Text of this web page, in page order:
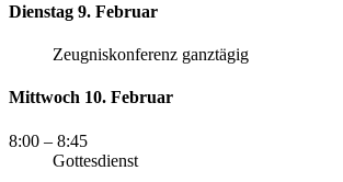
Dienstag 9. Februar
Zeugniskonferenz ganztägig
Mittwoch 10. Februar
8:00 – 8:45
Gottesdienst